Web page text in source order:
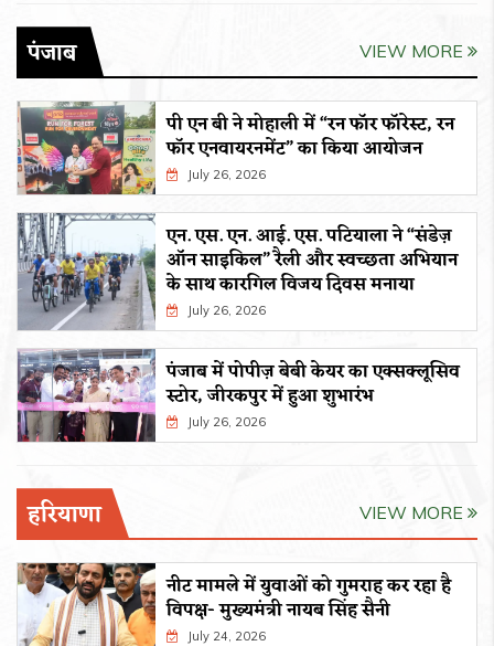
पंजाब VIEW MORE
पी एन बी ने मोहाली में “रन फॉर फॉरेस्ट, रन
फॉर एनवायरनमेंट” का किया आयोजन
July 26, 2026
एन. एस. एन. आई. एस. पटियाला ने “संडेज़
ऑन साइकिल” रैली और स्वच्छता अभियान
के साथ कारगिल विजय दिवस मनाया
July 26, 2026
पंजाब में पोपीज़ बेबी केयर का एक्सक्लूसिव
स्टोर, जीरकपुर में हुआ शुभारंभ
July 26, 2026
हरियाणा VIEW MORE
नीट मामले में युवाओं को गुमराह कर रहा है
विपक्ष- मुख्यमंत्री नायब सिंह सैनी
July 24, 2026